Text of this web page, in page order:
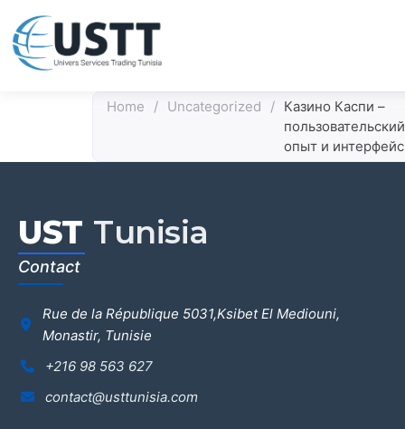
Home / Uncategorized / Казино Каспи –
пользовательский
опыт и интерфейс
UST Tunisia
Contact
Rue de la République 5031,Ksibet El Mediouni,
Monastir, Tunisie
+216 98 563 627
contact@usttunisia.com